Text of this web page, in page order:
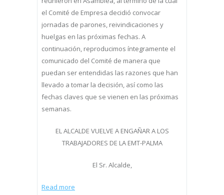
el Comité de Empresa decidió convocar
jornadas de parones, reivindicaciones y
huelgas en las próximas fechas. A
continuación, reproducimos íntegramente el
comunicado del Comité de manera que
puedan ser entendidas las razones que han
llevado a tomar la decisión, así como las
fechas claves que se vienen en las próximas
semanas.
EL ALCALDE VUELVE A ENGAÑAR A LOS
TRABAJADORES DE LA EMT-PALMA
El Sr. Alcalde,
Read more